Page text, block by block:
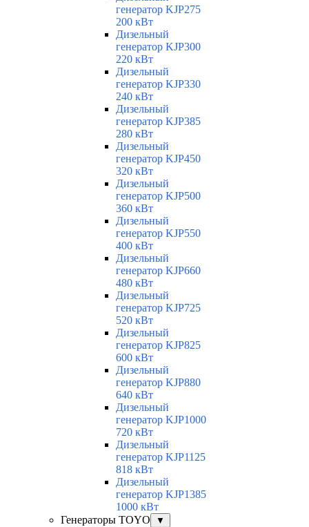
генератор KJP275
200 кВт
Дизельный
генератор KJP300
220 кВт
Дизельный
генератор KJP330
240 кВт
Дизельный
генератор KJP385
280 кВт
Дизельный
генератор KJP450
320 кВт
Дизельный
генератор KJP500
360 кВт
Дизельный
генератор KJP550
400 кВт
Дизельный
генератор KJP660
480 кВт
Дизельный
генератор KJP725
520 кВт
Дизельный
генератор KJP825
600 кВт
Дизельный
генератор KJP880
640 кВт
Дизельный
генератор KJP1000
720 кВт
Дизельный
генератор KJP1125
818 кВт
Дизельный
генератор KJP1385
1000 кВт
Генераторы TOYO
▼